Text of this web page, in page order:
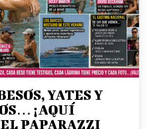
YATES Y
¡AQUÍ
PAPARAZZI